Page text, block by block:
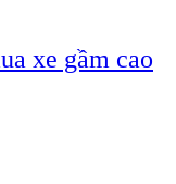
xe gầm cao